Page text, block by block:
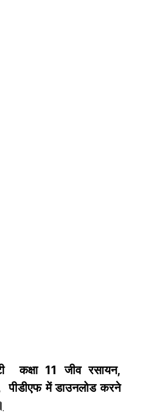
कक्षा 11 जीव रसायन,
पीडीएफ में डाउनलोड करने